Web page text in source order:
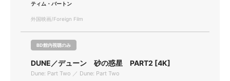
ティム・バートン
外国映画/Foreign Film
BD館内視聴のみ
DUNE／デューン 砂の惑星 PART2 [4K]
Dune: Part Two ／ Dune: Part Two